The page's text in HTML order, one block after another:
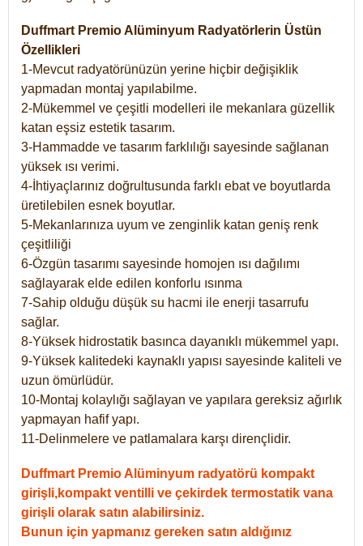
Duffmart Premio Alüminyum Radyatörlerin Üstün
Özellikleri
1-Mevcut radyatörünüzün yerine hiçbir değişiklik
yapmadan montaj yapılabilme.
2-Mükemmel ve çeşitli modelleri ile mekanlara güzellik
katan eşsiz estetik tasarım.
3-Hammadde ve tasarım farklılığı sayesinde sağlanan
yüksek ısı verimi.
4-İhtiyaçlarınız doğrultusunda farklı ebat ve boyutlarda
üretilebilen esnek boyutlar.
5-Mekanlarınıza uyum ve zenginlik katan geniş renk
çeşitliliği
6-Özgün tasarımı sayesinde homojen ısı dağılımı
sağlayarak elde edilen konforlu ısınma
7-Sahip olduğu düşük su hacmi ile enerji tasarrufu
sağlar.
8-Yüksek hidrostatik basınca dayanıklı mükemmel yapı.
9-Yüksek kalitedeki kaynaklı yapısı sayesinde kaliteli ve
uzun ömürlüdür.
10-Montaj kolaylığı sağlayan ve yapılara gereksiz ağırlık
yapmayan hafif yapı.
11-Delinmelere ve patlamalara karşı dirençlidir.
Duffmart Premio Alüminyum radyatörü kompakt
girişli,kompakt ventilli ve çekirdek termostatik vana
girişli olarak satın alabilirsiniz.
Bunun için yapmanız gereken satın aldığınız